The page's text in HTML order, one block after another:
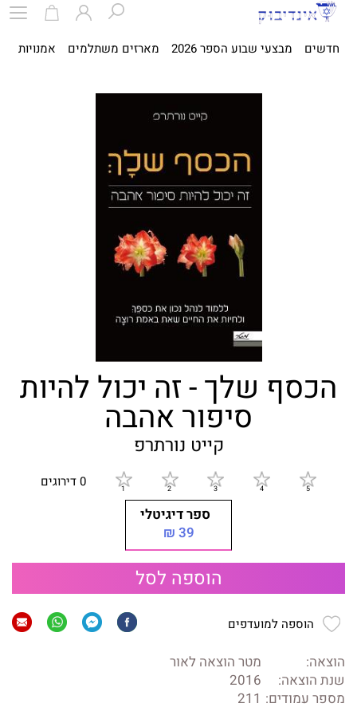
חדשים מבצעי שבוע הספר 2026 מארזים משתלמים אמנויות
הכסף שלך - זה יכול להיות
סיפור אהבה
קייט נורתרפ
0 דירוגים
ספר דיגיטלי
39 ₪
הוספה לסל
הוספה למועדפים
הוצאה:
מטר הוצאה לאור
שנת הוצאה:
2016
מספר עמודים: 211